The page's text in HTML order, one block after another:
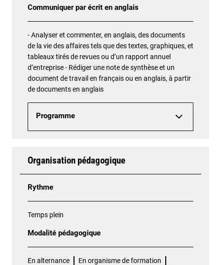
Communiquer par écrit en anglais
- Analyser et commenter, en anglais, des documents
de la vie des affaires tels que des textes, graphiques, et
tableaux tirés de revues ou d’un rapport annuel
d’entreprise - Rédiger une note de synthèse et un
document de travail en français ou en anglais, à partir
de documents en anglais
Programme
Organisation pédagogique
Rythme
Temps plein
Modalité pédagogique
En alternance
En organisme de formation